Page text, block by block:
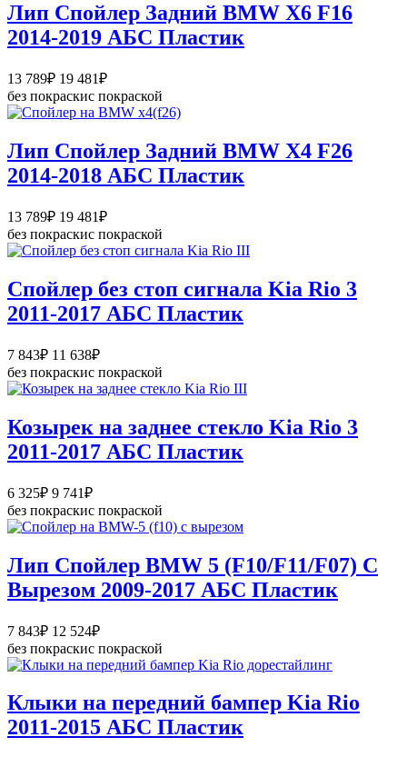
Лип Спойлер Задний BMW X6 F16
2014-2019 АБС Пластик
13 789₽ 19 481₽Диапазон
цен:
13
19
481₽
без покраскис покраской
Лип Спойлер Задний BMW X4 F26
2014-2018 АБС Пластик
13 789₽ 19 481₽Диапазон
цен:
13
–
19
481₽
без покраскис покраской
Спойлер без стоп сигнала Kia Rio 3
2011-2017 АБС Пластик
7 843₽ 11 638₽Диапазон
цен:
7
11
638₽
без покраскис покраской
Козырек на заднее стекло Kia Rio 3
2011-2017 АБС Пластик
6 325₽ 9 741₽Диапазон
цен:
6
–
9
741₽
без покраскис покраской
Лип Спойлер BMW 5 (F10/F11/F07) C
Вырезом 2009-2017 АБС Пластик
7 843₽ 12 524₽Диапазон
цен:
7
–
12
524₽
без покраскис покраской
Клыки на передний бампер Kia Rio
2011-2015 АБС Пластик